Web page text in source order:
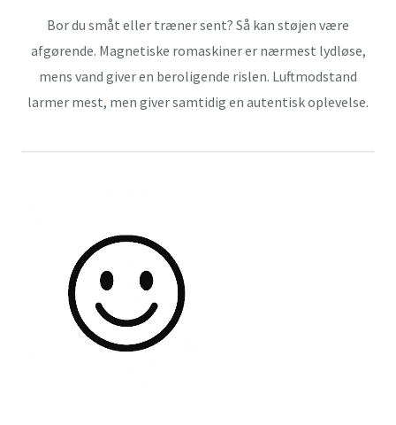
Bor du småt eller træner sent? Så kan støjen være
afgørende. Magnetiske romaskiner er nærmest lydløse,
mens vand giver en beroligende rislen. Luftmodstand
larmer mest, men giver samtidig en autentisk oplevelse.